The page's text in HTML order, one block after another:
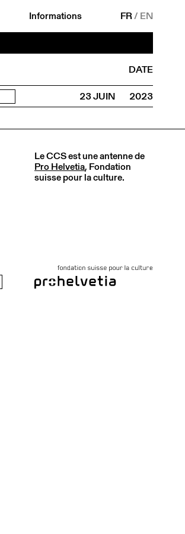
Informations FR/ EN
DATE
23 JUIN 2023
Le CCS est une antenne de
Pro Helvetia, Fondation
suisse pour la culture.